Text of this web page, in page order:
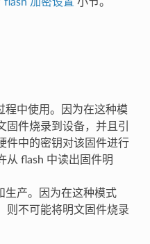
中使用。因为在这种模
固件烧录到设备，并且引
件中的密钥对该固件进行
从 flash 中读出固件明
生产。因为在这种模式
则不可能将明文固件烧录